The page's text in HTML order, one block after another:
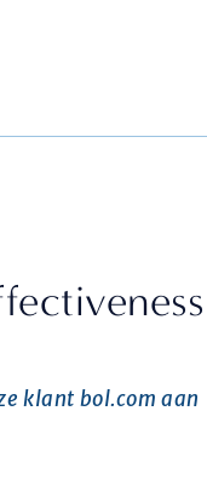
klant bol.com aan